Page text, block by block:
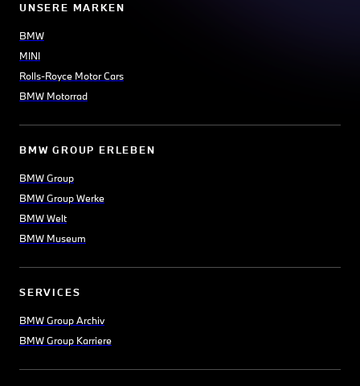
UNSERE MARKEN
BMW
MINI
Rolls-Royce Motor Cars
BMW Motorrad
BMW GROUP ERLEBEN
BMW Group
BMW Group Werke
BMW Welt
BMW Museum
SERVICES
BMW Group Archiv
BMW Group Karriere